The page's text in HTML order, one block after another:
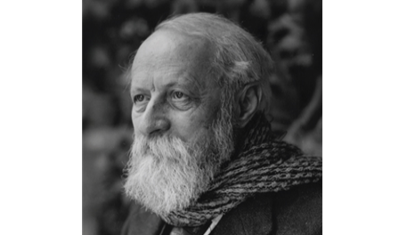
הנחת אתר ספר מודפס
$35
$32